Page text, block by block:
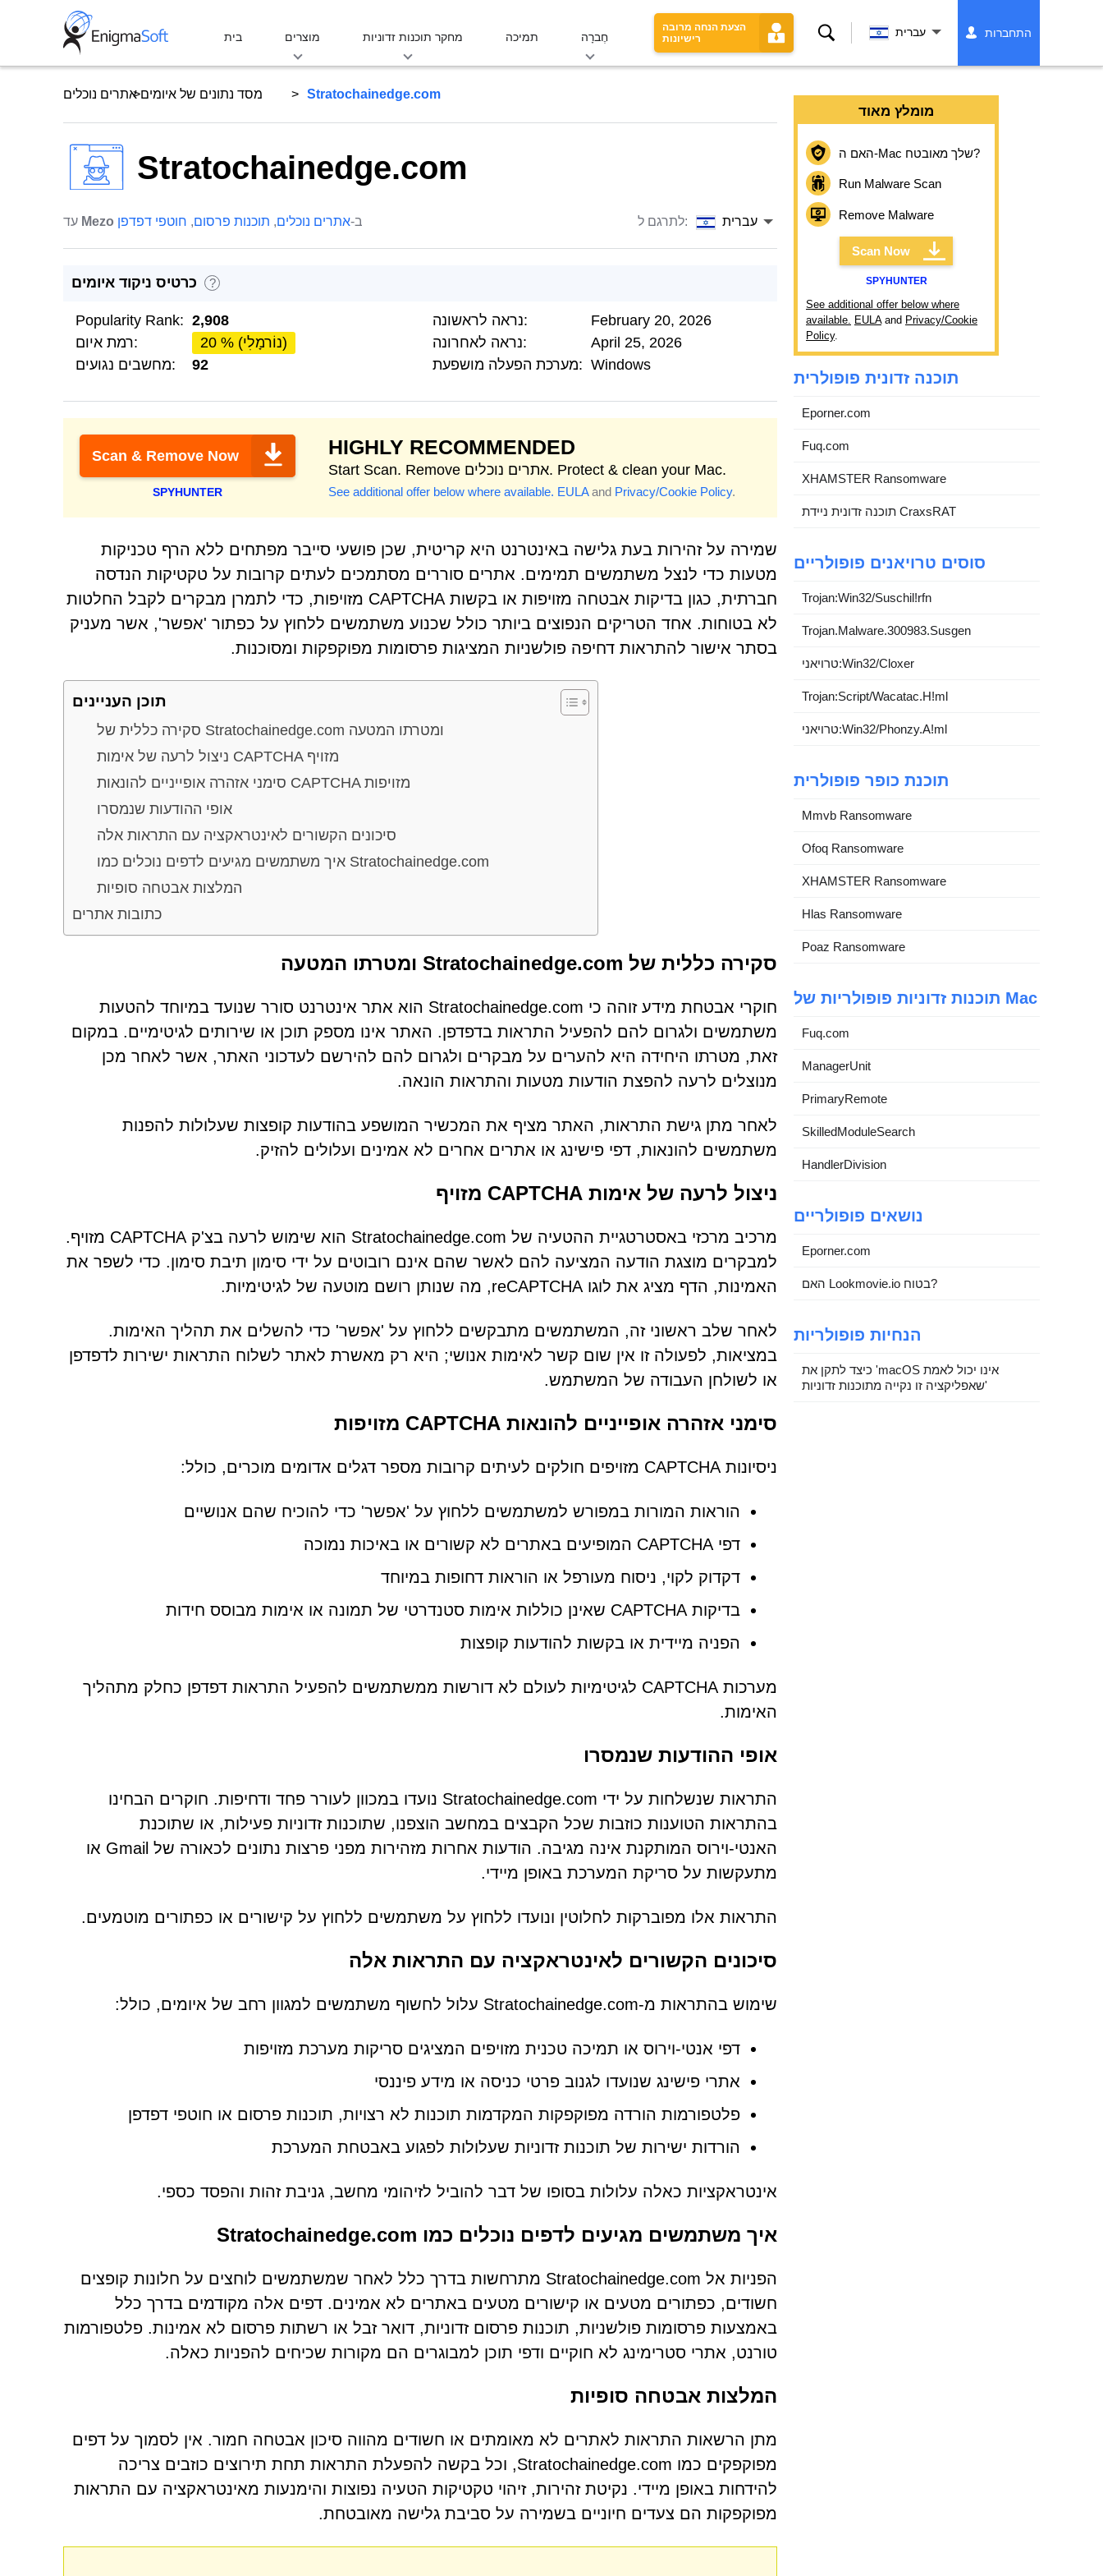
בית מוצרים מחקר תוכנות זדוניות תמיכה חֶברָה
הצעת הנחה מרובה
רישיונות
לחפש עברית התחברות
מסד נתונים של איומים אתרים נוכלים Stratochainedge.com
Stratochainedge.com
Mezo ב-אתרים נוכלים, תוכנות פרסום, חוטפי דפדפן לתרגם ל: עברית
כרטיס ניקוד איומים ?
Popularity Rank: 2,908
רמת איום:
20 % (נוֹרמָלִי)
מחשבים נגועים:
92
נראה לראשונה:
February 20, 2026
נראה לאחרונה:
April 25, 2026
מערכת הפעלה מושפעת: Windows
Scan & Remove Now
SPYHUNTER
HIGHLY RECOMMENDED
Start Scan. Remove אתרים נוכלים. Protect & clean your Mac.
See additional offer below where available. EULAand Privacy/Cookie Policy.
שמירה על זהירות בעת גלישה באינטרנט היא קריטית, שכן פושעי סייבר מפתחים ללא הרף טכניקות
מטעות כדי לנצל משתמשים תמימים. אתרים סוררים מסתמכים לעתים קרובות על טקטיקות הנדסה
חברתית, כגון בדיקות אבטחה מזויפות או בקשות CAPTCHA מזויפות, כדי לתמרן מבקרים לקבל החלטות
לא בטוחות. אחד הטריקים הנפוצים ביותר כולל שכנוע משתמשים ללחוץ על כפתור 'אפשר', אשר מעניק
בסתר אישור להתראות דחיפה פולשניות המציגות פרסומות מפוקפקות ומסוכנות.
תוכן העניינים
סקירה כללית של Stratochainedge.com ומטרתו המטעה
ניצול לרעה של אימות CAPTCHA מזויף
סימני אזהרה אופייניים להונאות CAPTCHA מזויפות
אופי ההודעות שנמסרו
סיכונים הקשורים לאינטראקציה עם התראות אלה
איך משתמשים מגיעים לדפים נוכלים כמו Stratochainedge.com
המלצות אבטחה סופיות
כתובות אתרים
סקירה כללית של Stratochainedge.com ומטרתו המטעה
חוקרי אבטחת מידע זוהה כי Stratochainedge.com הוא אתר אינטרנט סורר שנועד במיוחד להטעות
משתמשים ולגרום להם להפעיל התראות בדפדפן. האתר אינו מספק תוכן או שירותים לגיטימיים. במקום
זאת, מטרתו היחידה היא להערים על מבקרים ולגרום להם להירשם לעדכוני האתר, אשר לאחר מכן
מנוצלים לרעה להפצת הודעות מטעות והתראות הונאה.
לאחר מתן גישת התראות, האתר מציף את המכשיר המושפע בהודעות קופצות שעלולות להפנות
משתמשים להונאות, דפי פישינג או אתרים אחרים לא אמינים ועלולים להזיק.
ניצול לרעה של אימות CAPTCHA מזויף
מרכיב מרכזי באסטרטגיית ההטעיה של Stratochainedge.com הוא שימוש לרעה בצ'ק CAPTCHA מזויף.
למבקרים מוצגת הודעה המציעה להם לאשר שהם אינם רובוטים על ידי סימון תיבת סימון. כדי לשפר את
האמינות, הדף מציג את לוגו reCAPTCHA, מה שנותן רושם מוטעה של לגיטימיות.
לאחר שלב ראשוני זה, המשתמשים מתבקשים ללחוץ על 'אפשר' כדי להשלים את תהליך האימות.
במציאות, לפעולה זו אין שום קשר לאימות אנושי; היא רק מאשרת לאתר לשלוח התראות ישירות לדפדפן
או לשולחן העבודה של המשתמש.
סימני אזהרה אופייניים להונאות CAPTCHA מזויפות
ניסיונות CAPTCHA מזויפים חולקים לעיתים קרובות מספר דגלים אדומים מוכרים, כולל:
הוראות המורות במפורש למשתמשים ללחוץ על 'אפשר' כדי להוכיח שהם אנושיים
דפי CAPTCHA המופיעים באתרים לא קשורים או באיכות נמוכה
דקדוק לקוי, ניסוח מעורפל או הוראות דחופות במיוחד
בדיקות CAPTCHA שאינן כוללות אימות סטנדרטי של תמונה או אימות מבוסס חידות
הפניה מיידית או בקשות להודעות קופצות
מערכות CAPTCHA לגיטימיות לעולם לא דורשות ממשתמשים להפעיל התראות דפדפן כחלק מתהליך
האימות.
אופי ההודעות שנמסרו
התראות שנשלחות על ידי Stratochainedge.com נועדו במכוון לעורר פחד ודחיפות. חוקרים הבחינו
בהתראות הטוענות כוזבות שכל הקבצים במחשב הוצפנו, שתוכנות זדוניות פעילות, או שתוכנת
האנטי-וירוס המותקנת אינה מגיבה. הודעות אחרות מזהירות מפני פרצות נתונים לכאורה של Gmail או
מתעקשות על סריקת המערכת באופן מיידי.
התראות אלו מפוברקות לחלוטין ונועדו ללחוץ על משתמשים ללחוץ על קישורים או כפתורים מוטמעים.
סיכונים הקשורים לאינטראקציה עם התראות אלה
שימוש בהתראות מ-Stratochainedge.com עלול לחשוף משתמשים למגוון רחב של איומים, כולל:
דפי אנטי-וירוס או תמיכה טכנית מזויפים המציגים סריקות מערכת מזויפות
אתרי פישינג שנועדו לגנוב פרטי כניסה או מידע פיננסי
פלטפורמות הורדה מפוקפקות המקדמות תוכנות לא רצויות, תוכנות פרסום או חוטפי דפדפן
הורדות ישירות של תוכנות זדוניות שעלולות לפגוע באבטחת המערכת
אינטראקציות כאלה עלולות בסופו של דבר להוביל לזיהומי מחשב, גניבת זהות והפסד כספי.
איך משתמשים מגיעים לדפים נוכלים כמו Stratochainedge.com
הפניות אל Stratochainedge.com מתרחשות בדרך כלל לאחר שמשתמשים לוחצים על חלונות קופצים
חשודים, כפתורים מטעים או קישורים מטעים באתרים לא אמינים. דפים אלה מקודמים בדרך כלל
באמצעות פרסומות פולשניות, תוכנות פרסום זדוניות, דואר זבל או רשתות פרסום לא אמינות. פלטפורמות
טורנט, אתרי סטרימינג לא חוקיים ודפי תוכן למבוגרים הם מקורות שכיחים להפניות כאלה.
המלצות אבטחה סופיות
מתן הרשאות התראות לאתרים לא מאומתים או חשודים מהווה סיכון אבטחה חמור. אין לסמוך על דפים
מפוקפקים כמו Stratochainedge.com, וכל בקשה להפעלת התראות תחת תירוצים כוזבים צריכה
להידחות באופן מיידי. נקיטת זהירות, זיהוי טקטיקות הטעיה נפוצות והימנעות מאינטראקציה עם התראות
מפוקפקות הם צעדים חיוניים בשמירה על סביבת גלישה מאובטחת.
מומלץ מאוד
האם ה-Mac שלך מאובטח?
Run Malware Scan
Remove Malware
Scan Now
SPYHUNTER
See additional offer below where
available. EULAand Privacy/Cookie
Policy.
תוכנה זדונית פופולרית
Eporner.com
Fuq.com
XHAMSTER Ransomware
תוכנה זדונית ניידת CraxsRAT
סוסים טרויאנים פופולריים
Trojan:Win32/Suschil!rfn
Trojan.Malware.300983.Susgen
טרויאני:Win32/Cloxer
Trojan:Script/Wacatac.H!ml
טרויאני:Win32/Phonzy.A!ml
תוכנת כופר פופולרית
Mmvb Ransomware
Ofoq Ransomware
XHAMSTER Ransomware
Hlas Ransomware
Poaz Ransomware
תוכנות זדוניות פופולריות של Mac
Fuq.com
ManagerUnit
PrimaryRemote
SkilledModuleSearch
HandlerDivision
נושאים פופולריים
Eporner.com
האם Lookmovie.io בטוח?
הנחיות פופולריות
כיצד לתקן את 'macOS אינו יכול לאמת
שאפליקציה זו נקייה מתוכנות זדוניות'